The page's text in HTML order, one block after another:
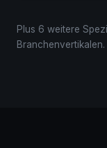
Plus 6 weitere
Branchenvertikalen.